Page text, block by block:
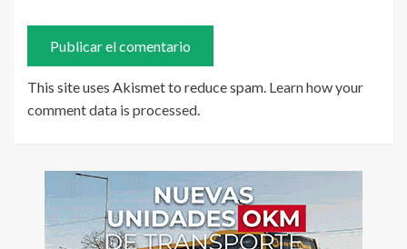
This site uses Akismet to reduce spam. Learn how your
comment data is processed.